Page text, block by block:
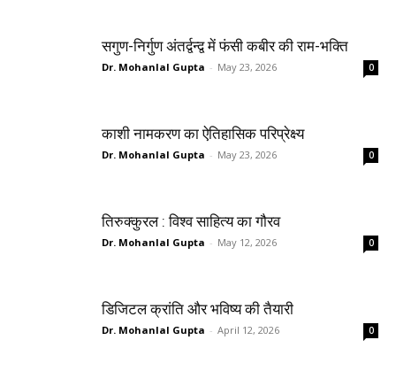
सगुण-निर्गुण अंतर्द्वन्द्व में फंसी कबीर की राम-भक्ति
Dr. Mohanlal Gupta - May 23, 2026 0
काशी नामकरण का ऐतिहासिक परिप्रेक्ष्य
Dr. Mohanlal Gupta - May 23, 2026 0
तिरुक्कुरल : विश्व साहित्य का गौरव
Dr. Mohanlal Gupta - May 12, 2026 0
डिजिटल क्रांति और भविष्य की तैयारी
Dr. Mohanlal Gupta - April 12, 2026 0